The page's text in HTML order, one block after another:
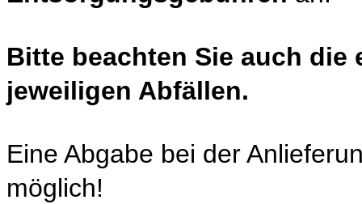
Bitte beachten Sie auch die
jeweiligen Abfällen.
Eine Abgabe bei der
möglich!